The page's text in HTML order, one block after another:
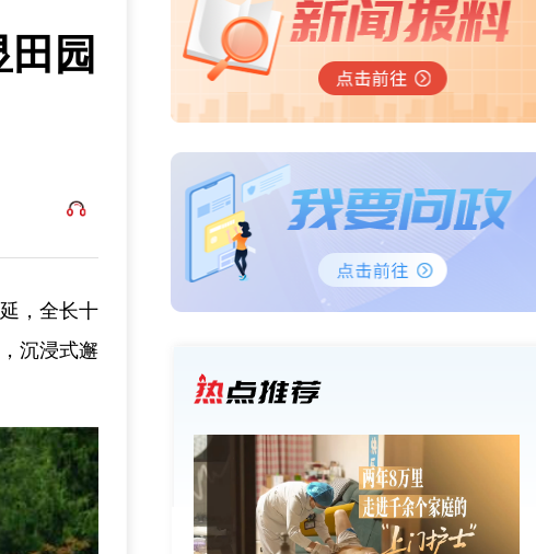
园
，全长十
沉浸式邂